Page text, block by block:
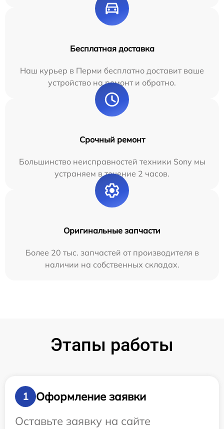
Бесплатная доставка
Наш курьер в Перми бесплатно доставит ваше
устройство на ремонт и обратно.
Срочный ремонт
Большинство неисправностей техники Sony мы
устраняем в течение 2 часов.
Оригинальные запчасти
Более 20 тыс. запчастей от производителя в
наличии на собственных складах.
Этапы работы
1
Оформление заявки
Оставьте заявку на сайте